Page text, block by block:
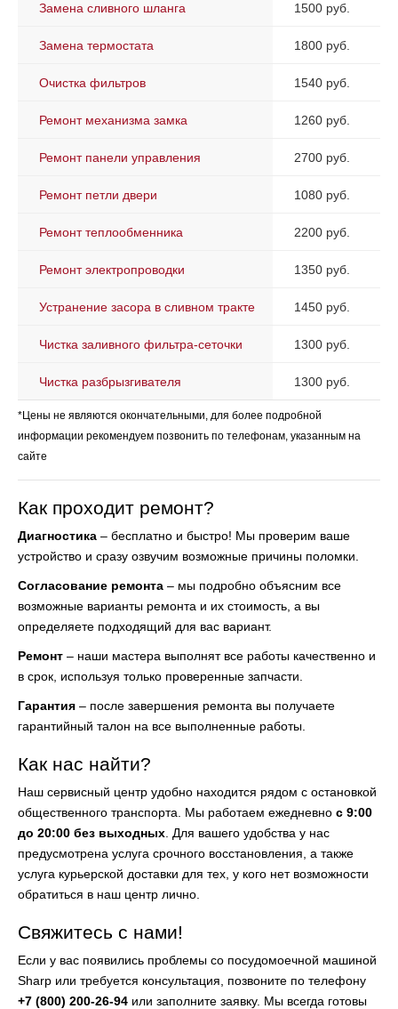
Замена сливного шланга 1500 руб.
Замена термостата 1800 руб.
Очистка фильтров 1540 руб.
Ремонт механизма замка 1260 руб.
Ремонт панели управления 2700 руб.
Ремонт петли двери 1080 руб.
Ремонт теплообменника 2200 руб.
Ремонт электропроводки 1350 руб.
Устранение засора в сливном тракте 1450 руб.
Чистка заливного фильтра-сеточки 1300 руб.
Чистка разбрызгивателя 1300 руб.
*Цены не являются окончательными, для более подробной
информации рекомендуем позвонить по телефонам, указанным на
сайте
Как проходит ремонт?
Диагностика – бесплатно и быстро! Мы проверим ваше
устройство и сразу озвучим возможные причины поломки.
Согласование ремонта – мы подробно объясним все
возможные варианты ремонта и их стоимость, а вы
определяете подходящий для вас вариант.
Ремонт – наши мастера выполнят все работы качественно и
в срок, используя только проверенные запчасти.
Гарантия – после завершения ремонта вы получаете
гарантийный талон на все выполненные работы.
Как нас найти?
Наш сервисный центр удобно находится рядом с остановкой
общественного транспорта. Мы работаем ежедневно с 9:00
до 20:00 без выходных . Для вашего удобства у нас
предусмотрена услуга срочного восстановления, а также
услуга курьерской доставки для тех, у кого нет возможности
обратиться в наш центр лично.
Свяжитесь с нами!
Если у вас появились проблемы со посудомоечной машиной
Sharp или требуется консультация, позвоните по телефону
+7 (800) 200-26-94 или заполните заявку. Мы всегда готовы